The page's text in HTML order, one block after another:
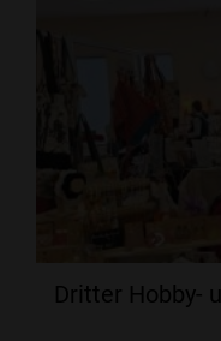
Dritter Hobby-